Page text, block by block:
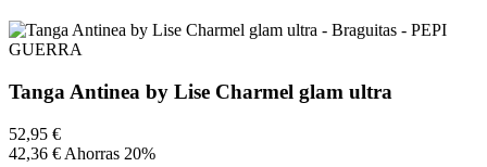
Tanga Antinea by Lise Charmel glam ultra
52,95 €
42,36 € Ahorras 20%